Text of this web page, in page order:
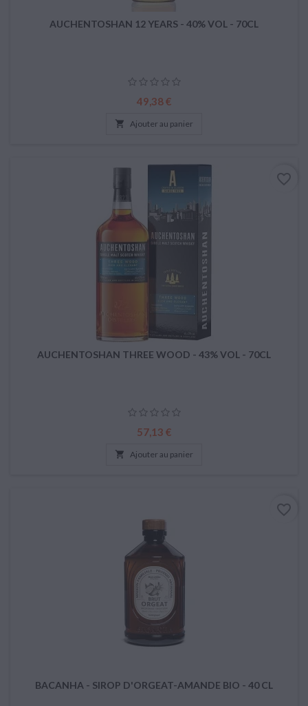
AUCHENTOSHAN 12 YEARS - 40% VOL - 70CL
Prix
49,38 €
 Ajouter au panier
AUCHENTOSHAN THREE WOOD - 43% VOL - 70CL
Prix
57,13 €
 Ajouter au panier
favorite_border
BACANHA - SIROP D'ORGEAT-AMANDE BIO - 40 CL
favorite_border